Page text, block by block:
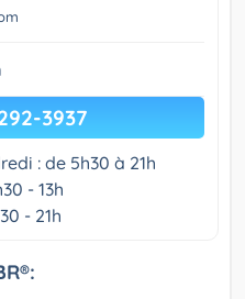
3937
: de 5h30 à 21h
- 13h
- 21h